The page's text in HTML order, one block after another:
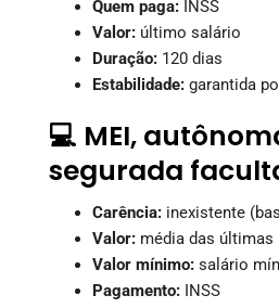
Quem paga: INSS
Valor: último salário
Duração: 120 dias
Estabilidade: garantida
💻 MEI,
segurada
Carência: inexistente
Valor: média das
Valor mínimo: salário
Pagamento: INSS